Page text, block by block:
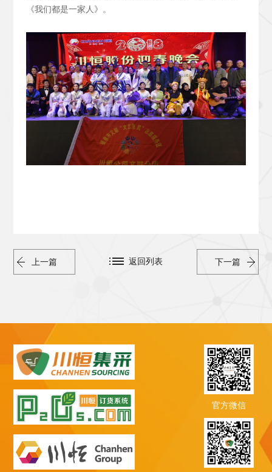
《我们都是一家人》。
上一篇 下一篇
返回列表
官方微信